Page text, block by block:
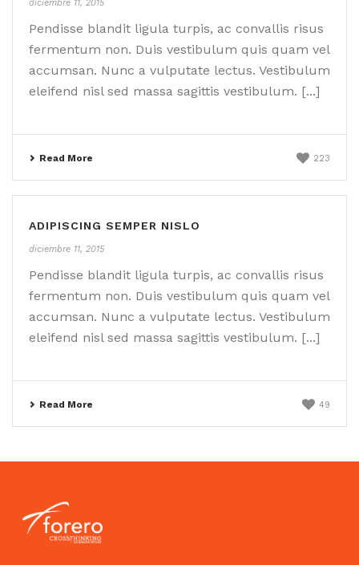
diciembre 11, 2015
Pendisse blandit ligula turpis, ac convallis risus
fermentum non. Duis vestibulum quis quam vel
accumsan. Nunc a vulputate lectus. Vestibulum
eleifend nisl sed massa sagittis vestibulum. [...]
Read More 223
ADIPISCING SEMPER NISLO
diciembre 11, 2015
Pendisse blandit ligula turpis, ac convallis risus
fermentum non. Duis vestibulum quis quam vel
accumsan. Nunc a vulputate lectus. Vestibulum
eleifend nisl sed massa sagittis vestibulum. [...]
Read More 49